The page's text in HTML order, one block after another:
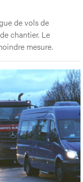
de vols de
chantier. Le
mesure.